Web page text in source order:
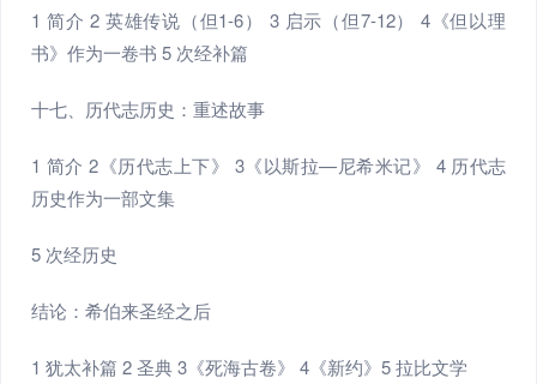
1 简介 2 英雄传说（但1-6） 3 启示（但7-12） 4《但以理
书》作为一卷书 5 次经补篇
十七、历代志历史：重述故事
1 简介 2《历代志上下》 3《以斯拉—尼希米记》 4 历代志
历史作为一部文集
5 次经历史
结论：希伯来圣经之后
1 犹太补篇 2 圣典 3《死海古卷》 4《新约》5 拉比文学